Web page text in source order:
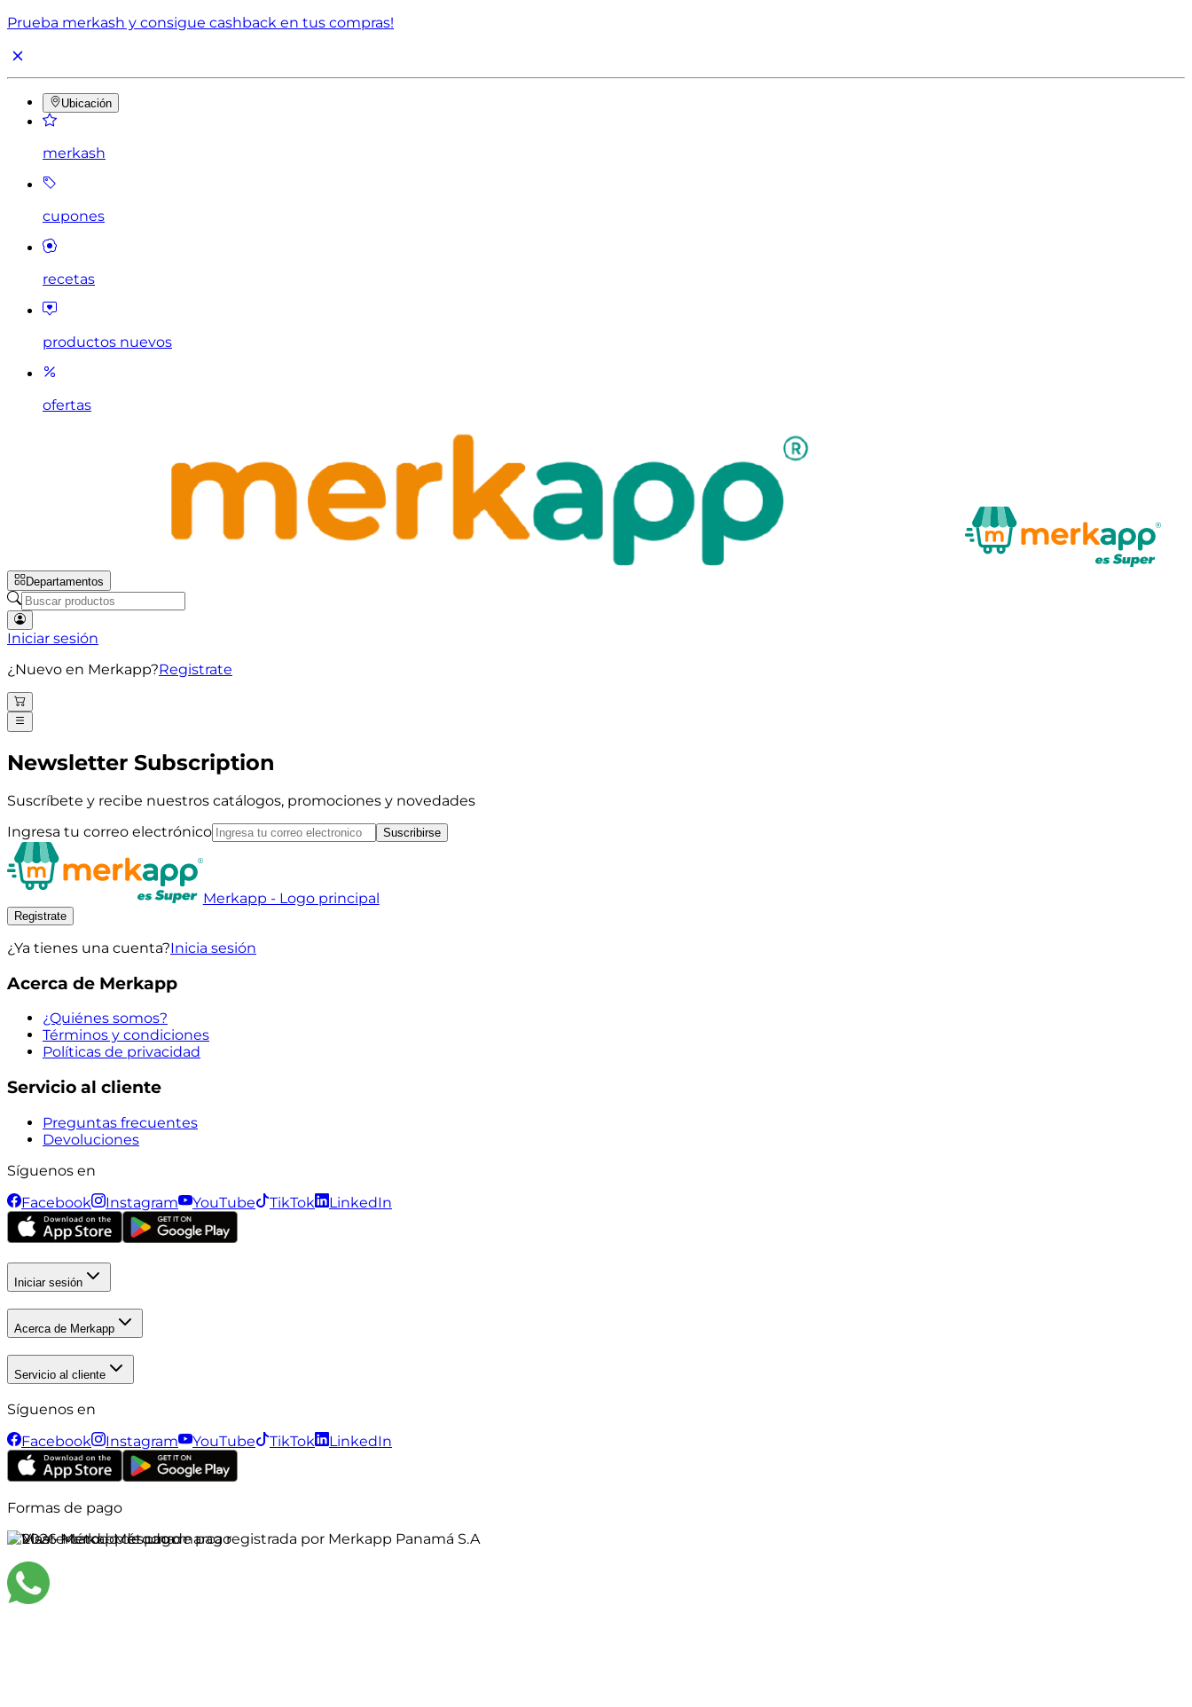
Prueba merkash y consigue cashback en tus compras!
Ubicación
merkash
cupones
recetas
productos nuevos
ofertas
Departamentos
Iniciar sesión
¿Nuevo en Merkapp?Registrate
Newsletter Subscription
Suscríbete y recibe nuestros catálogos, promociones y novedades
Ingresa tu correo electrónico
Suscribirse
Merkapp - Logo principal
Registrate
¿Ya tienes una cuenta?Inicia sesión
Acerca de Merkapp
¿Quiénes somos?
Términos y condiciones
Políticas de privacidad
Servicio al cliente
Preguntas frecuentes
Devoluciones
Síguenos en
Facebook
Instagram YouTube TikTok LinkedIn
Iniciar sesión
Acerca de Merkapp
Servicio al cliente
Síguenos en
Facebook
Instagram YouTube TikTok LinkedIn
Formas de pago
©2026Merkapp es una marca registrada por Merkapp Panamá S.A